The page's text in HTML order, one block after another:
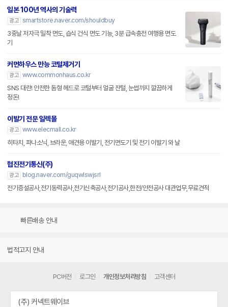
일본 100년 역사의 기술력
광고 smartstore.naver.com/shouldbuy
3중날 저자극 밀착 면도, 습식 건식 면도 기능, 3분 급속충전 여행용 면도
기
커먼하우스 만능 코털제거기
광고 www.commonhaus.co.kr
SNS 대란! 안전한 돔형 헤드로 코털부터 얼굴 잔털, 눈썹까지 깔끔하게
정돈!
이발기 전문 일렉몰
광고 www.elecmall.co.kr
히타치, 파나소닉, 브라운, 애견용 이발기, 전기면도기 및 전기 이발기 와 날
협진전기통신(주)
광고
blog.naver.com/guqwlswjsrl
전기증설공사,전기동력공사,전기신축공사,전기공사,한전/안전공사 대관업무,무료견적
빠른배송 안내
법적고지 안내
PC버전 로그인 개인정보처리방침 고객센터
(주) 커넥트웨이브